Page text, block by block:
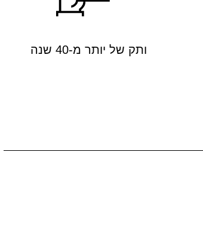
ותק של יותר מ-40 שנה